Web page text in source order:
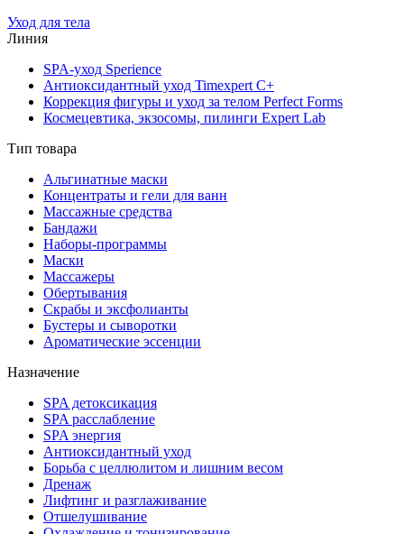
Уход для тела
Линия
SPA-уход Sperience
Антиоксидантный уход Timexpert C+
Коррекция фигуры и уход за телом Perfect Forms
Космецевтика, экзосомы, пилинги Expert Lab
Тип товара
Альгинатные маски
Концентраты и гели для ванн
Массажные средства
Бандажи
Наборы-программы
Маски
Массажеры
Обертывания
Скрабы и эксфолианты
Бустеры и сыворотки
Ароматические эссенции
Назначение
SPA детоксикация
SPA расслабление
SPA энергия
Антиоксидантный уход
Борьба с целлюлитом и лишним весом
Дренаж
Лифтинг и разглаживание
Отшелушивание